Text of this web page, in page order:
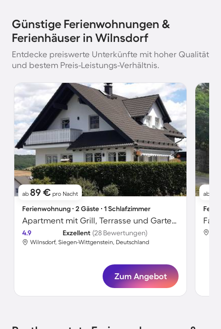
Günstige Ferienwohnungen &
Ferienhäuser in Wilnsdorf
Entdecke preiswerte Unterkünfte mit hoher Qualität
und bestem Preis-Leistungs-Verhältnis.
ab 89 € pro Nacht
Ferienwohnung ∙ 2 Gäste ∙ 1 Schlafzimmer
Apartment mit Grill, Terrasse und Garten | Bergblick
4.9 Exzellent (28 Bewertungen)
Wilnsdorf, Siegen-Wittgenstein, Deutschland
Zum Angebot
ab